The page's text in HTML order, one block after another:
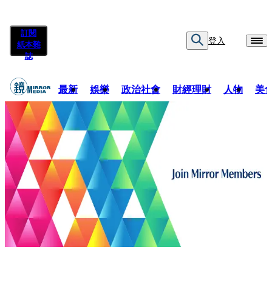
訂閱
紙本雜
誌
登入
最新 娛樂 政治社會 財經理財 人物 美